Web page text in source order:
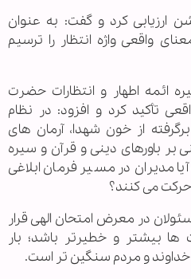
ارزیابی کرد و گفت: به عنوان
واقعی واژه انتظار را ترسیم
ائمه اطهار و انتظارات حضرت
تأکید کرد و افزود: در نظام
از خون شهدا، آرمان های
باورهای دینی و قرآن و سیره
مدیران در مسیر فرمان ابلاغی
می کنند؟
در معرض امتحان الهی قرار
بیشتر و خطیرتر باشد؛ بار
و مردم سنگین تر است.